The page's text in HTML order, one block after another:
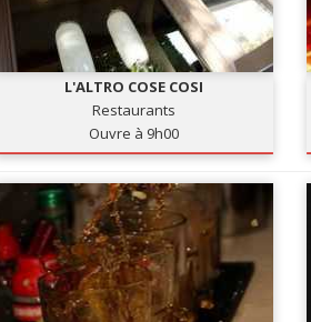
L'ALTRO COSE COSI
Restaurants
Ouvre à 9h00